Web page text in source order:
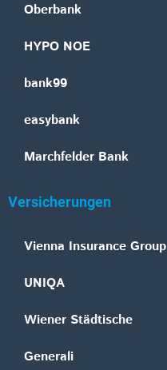
Oberbank
HYPO NOE
bank99
easybank
Marchfelder Bank
Versicherungen
Vienna Insurance Group
UNIQA
Wiener Städtische
Generali